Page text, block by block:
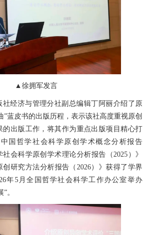
▲徐拥军发言
社经济与管理分社副总编辑丁阿丽介绍了原
”蓝皮书的出版历程，表示该社高度重视原创
的出版工作，将其作为重点出版项目精心打
国哲学社会科学原创学术概念分析报告
社会科学原创学术理论分析报告（2025）》
创研究方法分析报告（2026）》获得了学界
年5月全国哲学社会科学工作办公室举办
。